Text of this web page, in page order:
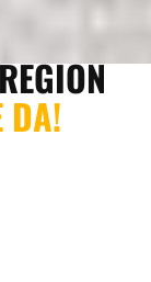
DA!